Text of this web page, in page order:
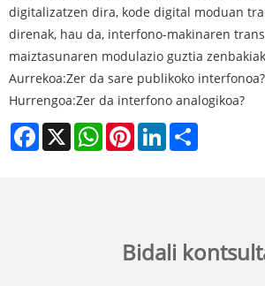
digitalizatzen dira, kode digital moduan
direnak, hau da, interfono-makinaren
maiztasunaren modulazio guztia
Aurrekoa:Zer da sare publikoko interfonoa?
Hurrengoa:Zer da interfono analogikoa?
Facebook
X WhatsAppPinterestLinkedIn
Bidali